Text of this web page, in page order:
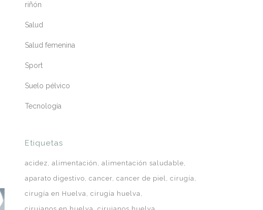
riñón
Salud
Salud femenina
Sport
Suelo pélvico
Tecnología
Etiquetas
acidez alimentación
alimentación saludable
aparato digestivo
cancer cancer de piel
cirugía
cirugía en Huelva
cirugía huelva